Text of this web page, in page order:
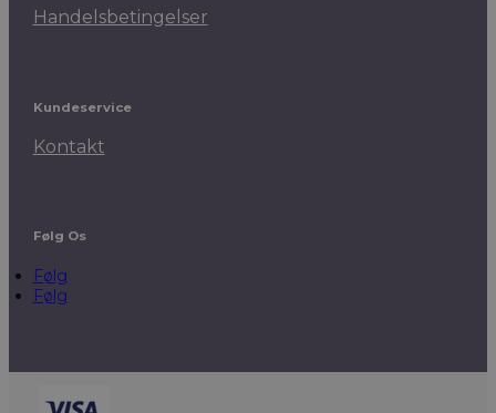
Handelsbetingelser
Kundeservice
Kontakt
Følg Os
Følg
Følg